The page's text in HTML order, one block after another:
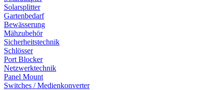
Solarsplitter
Gartenbedarf
Bewässerung
Mähzubehör
Sicherheitstechnik
Schlösser
Port Blocker
Netzwerktechnik
Panel Mount
Switches / Medienkonverter